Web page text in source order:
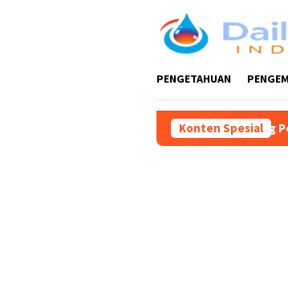
PENGETAHUAN
Konten Spesial
Guntur Wahono Dukung Pelestarian Budaya